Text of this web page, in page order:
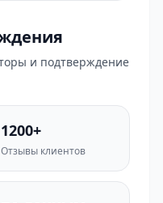
и подтверждение
1200+
Отзывы клиентов